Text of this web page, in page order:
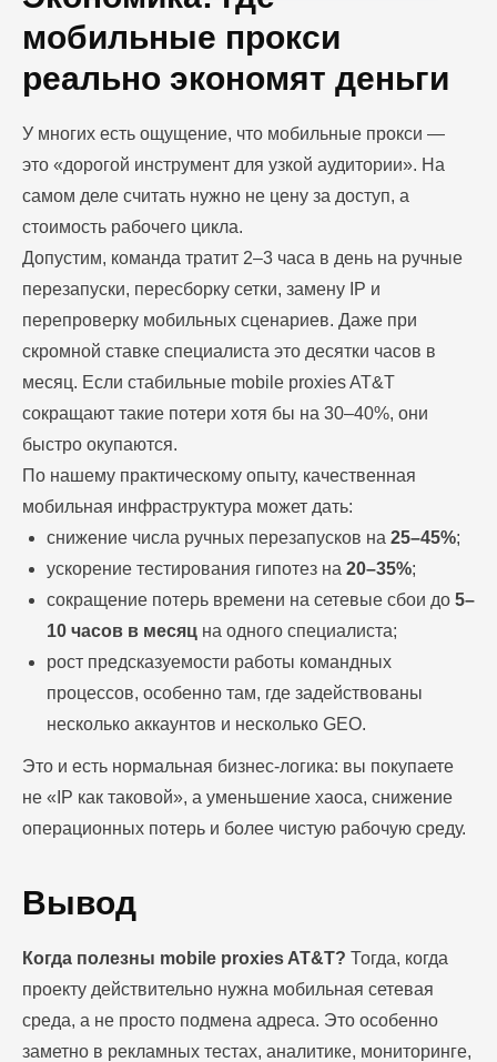
мобильные прокси
реально экономят деньги
У многих есть ощущение, что мобильные прокси —
это «дорогой инструмент для узкой аудитории». На
самом деле считать нужно не цену за доступ, а
стоимость рабочего цикла.
Допустим, команда тратит 2–3 часа в день на ручные
перезапуски, пересборку сетки, замену IP и
перепроверку мобильных сценариев. Даже при
скромной ставке специалиста это десятки часов в
месяц. Если стабильные mobile proxies AT&T
сокращают такие потери хотя бы на 30–40%, они
быстро окупаются.
По нашему практическому опыту, качественная
мобильная инфраструктура может дать:
снижение числа ручных перезапусков на 25–45%;
ускорение тестирования гипотез на 20–35%;
сокращение потерь времени на сетевые сбои до 5–
10 часов в месяц на одного специалиста;
рост предсказуемости работы командных
процессов, особенно там, где задействованы
несколько аккаунтов и несколько GEO.
Это и есть нормальная бизнес-логика: вы покупаете
не «IP как таковой», а уменьшение хаоса, снижение
операционных потерь и более чистую рабочую среду.
Вывод
Когда полезны mobile proxies AT&T? Тогда, когда
проекту действительно нужна мобильная сетевая
среда, а не просто подмена адреса. Это особенно
заметно в рекламных тестах, аналитике, мониторинге,
ПЕРЕЙТИ В БЛОГ
ПЕРЕЙТИ В БЛОГ